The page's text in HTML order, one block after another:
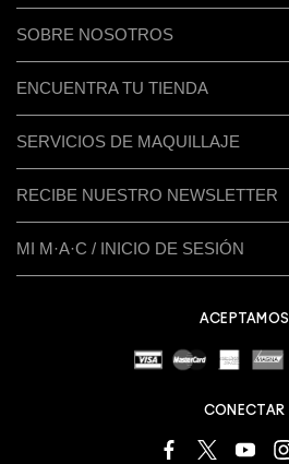
SOBRE NOSOTROS
ENCUENTRA TU TIENDA
SERVICIOS DE MAQUILLAJE
RECIBE NUESTRO NEWSLETTER
MI M·A·C / INICIO DE SESIÓN
ACEPTAMOS
CONECTAR